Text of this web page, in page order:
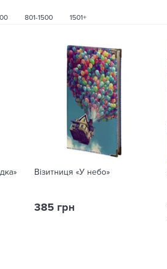
801-1500 1501+
Візитниця «У небо»
385 грн